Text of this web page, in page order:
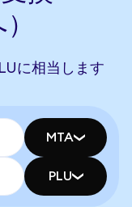
に相当します
MTA
PLU